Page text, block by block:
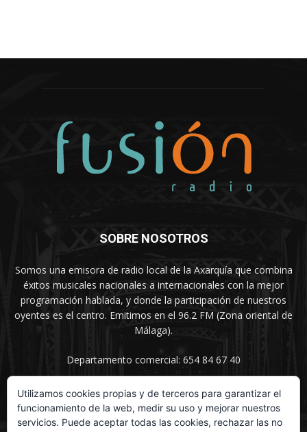
SOBRE NOSOTROS
Somos una emisora de radio local de la Axarquía que combina
éxitos musicales nacionales a internacionales con la mejor
programación hablada, y donde la participación de nuestros
oyentes es el centro. Emitimos en el 96.2 FM (Zona oriental de
Málaga).
Departamento comercial: 654 84 67 40
SÍGUENOS
Utilizamos cookies propias y de terceros para garantizar el
funcionamiento de la web, medir su uso y mejorar nuestros
servicios. Puede aceptar todas las cookies, rechazar las no